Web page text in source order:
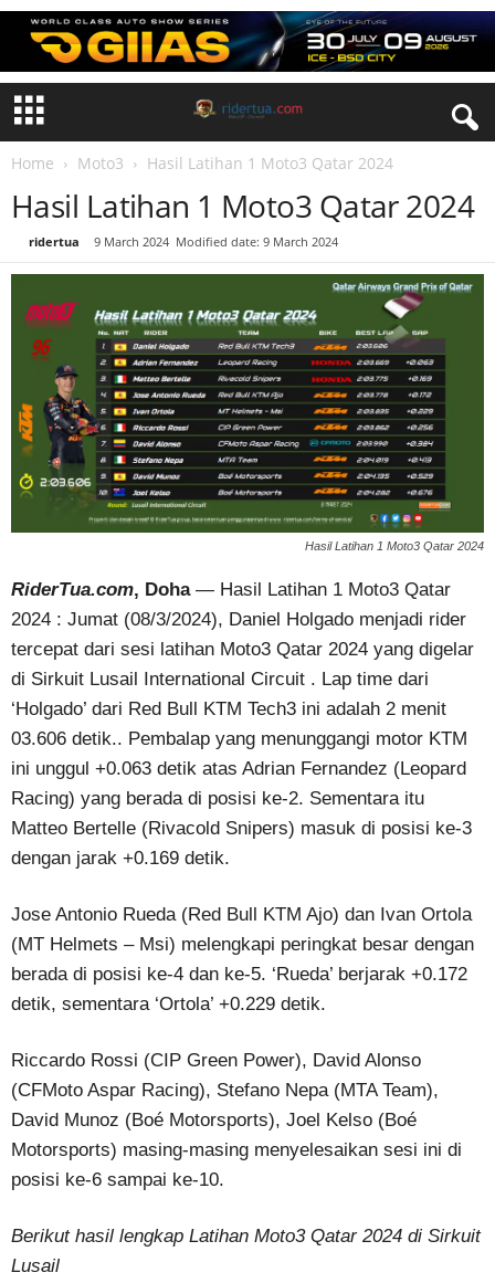
Home Moto3 Hasil Latihan 1 Moto3 Qatar 2024
Hasil Latihan 1 Moto3 Qatar 2024
ridertua 9 March 2024 Modified date: 9 March 2024
Hasil Latihan 1 Moto3 Qatar 2024
RiderTua.com, Doha— Hasil Latihan 1 Moto3 Qatar
2024 : Jumat (08/3/2024), Daniel Holgado menjadi rider
tercepat dari sesi latihan Moto3 Qatar 2024 yang digelar
di Sirkuit Lusail International Circuit . Lap time dari
‘Holgado’ dari Red Bull KTM Tech3 ini adalah 2 menit
03.606 detik.. Pembalap yang menunggangi motor KTM
ini unggul +0.063 detik atas Adrian Fernandez (Leopard
Racing) yang berada di posisi ke-2. Sementara itu
Matteo Bertelle (Rivacold Snipers) masuk di posisi ke-3
dengan jarak +0.169 detik.
Jose Antonio Rueda (Red Bull KTM Ajo) dan Ivan Ortola
(MT Helmets – Msi) melengkapi peringkat besar dengan
berada di posisi ke-4 dan ke-5. ‘Rueda’ berjarak +0.172
detik, sementara ‘Ortola’ +0.229 detik.
Riccardo Rossi (CIP Green Power), David Alonso
(CFMoto Aspar Racing), Stefano Nepa (MTA Team),
David Munoz (Boé Motorsports), Joel Kelso (Boé
Motorsports) masing-masing menyelesaikan sesi ini di
posisi ke-6 sampai ke-10.
Berikut hasil lengkap Latihan Moto3 Qatar 2024 di Sirkuit
Lusail